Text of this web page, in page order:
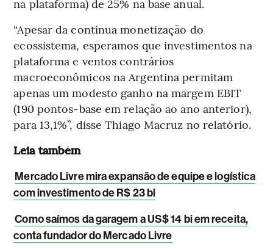
na plataforma) de 25% na base anual.
“Apesar da contínua monetização do
ecossistema, esperamos que investimentos na
plataforma e ventos contrários
macroeconômicos na Argentina permitam
apenas um modesto ganho na margem EBIT
(190 pontos-base em relação ao ano anterior),
para 13,1%”, disse Thiago Macruz no relatório.
Leia também
Mercado Livre mira expansão de equipe e logística
com investimento de R$ 23 bi
Como saímos da garagem a US$ 14 bi em receita,
conta fundador do Mercado Livre